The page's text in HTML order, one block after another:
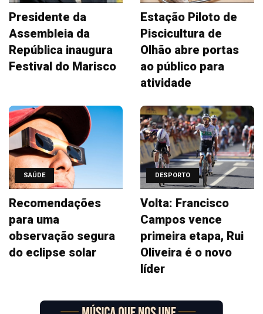
Presidente da
Assembleia da
República inaugura
Festival do Marisco
Estação Piloto de
Piscicultura de
Olhão abre portas
ao público para
atividade
SAÚDE
Recomendações
para uma
observação segura
do eclipse solar
DESPORTO
Volta: Francisco
Campos vence
primeira etapa, Rui
Oliveira é o novo
líder